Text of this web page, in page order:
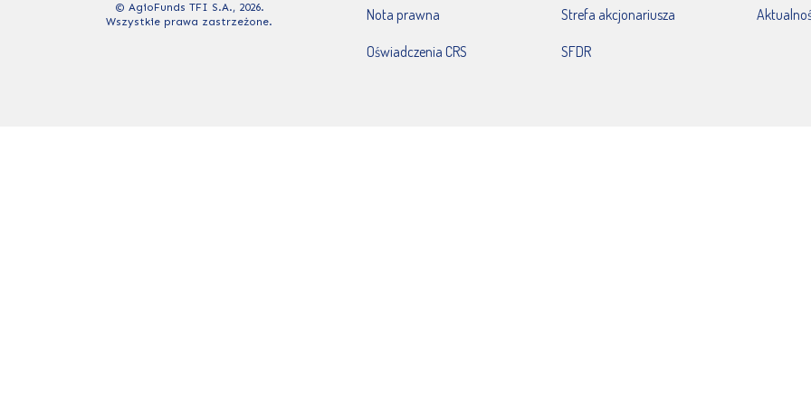
© AgioFunds TFI S.A., 2026.
Wszystkie prawa zastrzeżone.
Nota prawna
Oświadczenia CRS
Strefa akcjonariusza
SFDR